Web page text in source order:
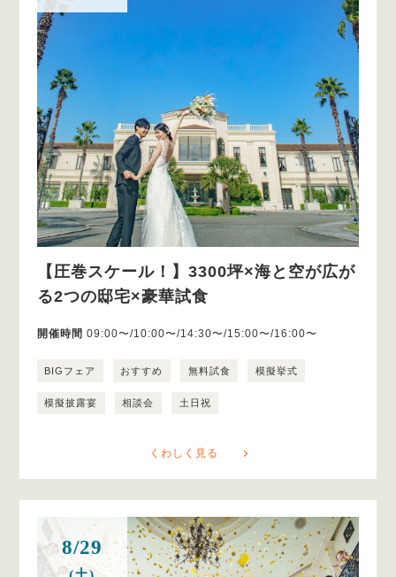
【圧巻スケール！】3300坪×海と空が広が
る2つの邸宅×豪華試食
開催時間 09:00〜/10:00〜/14:30〜/15:00〜/16:00〜
BIGフェア おすすめ 無料試食 模擬挙式
模擬披露宴 相談会 土日祝
くわしく見る
8/29